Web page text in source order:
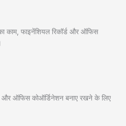
फाइनेंशियल रिकॉर्ड और ऑफिस
और ऑफिस कोऑर्डिनेशन बनाए रखने के लिए